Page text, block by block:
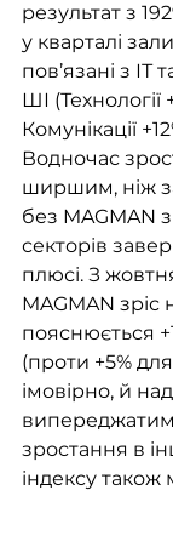
результат з
у кварталі
пов’язані з ІТ
ШІ (Технології
Комунікації
Водночас
ширшим, ніж
без MAGMAN
секторів
плюсі. З
MAGMAN зріс
пояснюється
(проти +5%
імовірно, й
зростання в
індексу